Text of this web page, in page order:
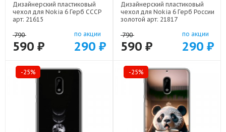
Дизайнерский пластиковый
чехол для Nokia 6 Герб СССР
арт: 21615
790
590 ₽
по акции
290 ₽
Дизайнерский пластиковый
чехол для Nokia 6 Герб России
золотой арт: 21817
790
590 ₽
по акции
290 ₽
-25% -25%